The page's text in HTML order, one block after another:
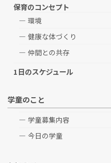
保育のコンセプト
環境
健康な体づくり
仲間との共存
1日のスケジュール
学童のこと
学童募集内容
今日の学童